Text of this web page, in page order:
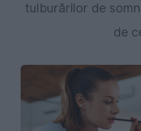
tulburărilor de
de